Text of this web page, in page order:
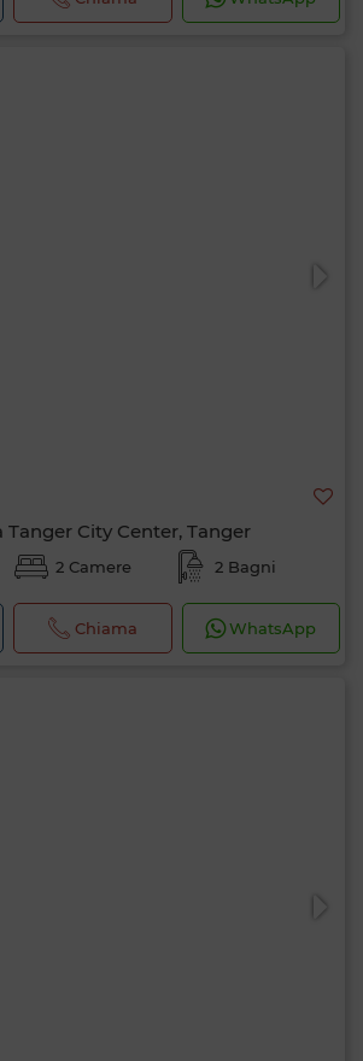
City Center, Tanger
2 Camere 2 Bagni
Chiama WhatsApp